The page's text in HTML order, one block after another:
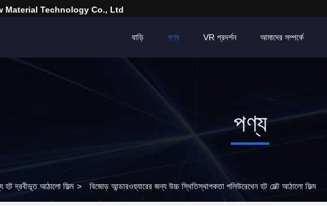
Material Technology Co., Ltd
বাড়ি পণ্য VR প্রদর্শন আমাদের সম্পর্কে
পণ্য
হট দ্রবীভূত আঠালো ফিল্ম > বিজোড় আন্ডারওয়্যারের জন্য উচ্চ স্থিতিস্থাপকতা পলিউরেথেন হট মেল্ট আঠালো ফিল্ম